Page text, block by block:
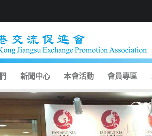
新聞中心 本會活動 會員專區